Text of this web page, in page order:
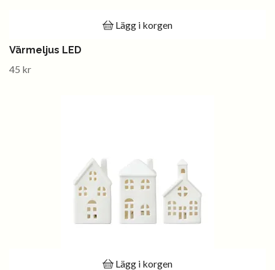
Lägg i korgen
Värmeljus LED
45 kr
Lägg i korgen